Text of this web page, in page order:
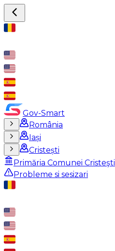
Gov-Smart
România
Iași
Cristești
Primăria Comunei Cristeşti
Probleme si sesizari